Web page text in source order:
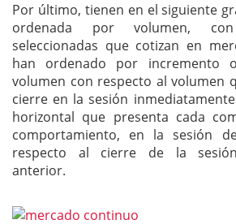
Por último, tienen en el siguiente
ordenada por volumen,
seleccionadas que cotizan en
han ordenado por incremento
volumen con respecto al volumen
cierre en la sesión
horizontal que presenta cada
comportamiento, en la sesión
respecto al cierre de la
anterior.